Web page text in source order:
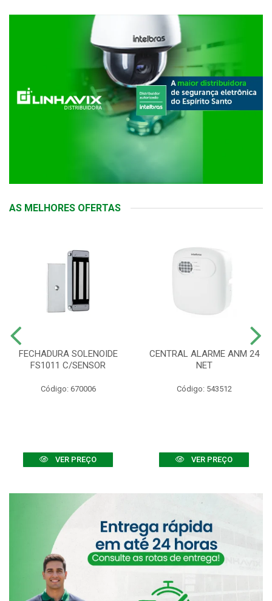
AS MELHORES OFERTAS
FECHADURA SOLENOIDE
FS1011 C/SENSOR
Código: 670006
VER PREÇO
CENTRAL ALARME ANM 24
NET
Código: 543512
VER PREÇO